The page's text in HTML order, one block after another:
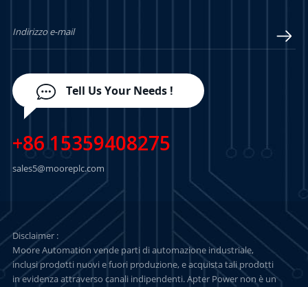
Tell Us Your Needs !
+86 15359408275
sales5@mooreplc.com
Disclaimer :
Moore Automation vende parti di automazione industriale,
inclusi prodotti nuovi e fuori produzione, e acquista tali prodotti
in evidenza attraverso canali indipendenti. Apter Power non è un